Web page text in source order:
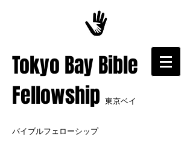
​Tokyo Bay Bible
Fellowship 東京ベイ
バイブルフェローシップ